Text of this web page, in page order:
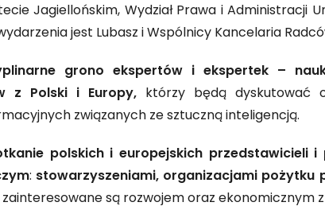
Jagiellońskim, Wydział Prawa i Administracji
jest Lubasz i Wspólnicy Kancelaria
grono ekspertów i ekspertek –
z Polski i Europy,którzy będą dyskutować
związanych ze sztuczną inteligencją.
polskich i europejskich przedstawicieli
: stowarzyszeniami, organizacjami
są rozwojem oraz ekonomicznym